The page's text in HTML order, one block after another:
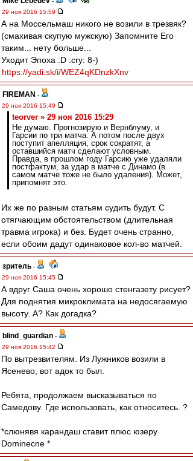
29 ноя 2016 15:59
А на Моссельмаш никого не возили в трезвяк?
(смахивая скупую мужскую) Запомните Его
таким... нету больше...
Уходит Эпоха :D :cry: 8-)
https://yadi.sk/i/WEZ4qKDnzkXnv
FIREMAN -
29 ноя 2016 15:49
teorver » 29 ноя 2016 15:29
Не думаю. Прогнозирую и Вернблуму, и
Гарсии по три матча. А потом после двух
поступит апелляция, срок сократят, а
оставшийся матч сделают условным.
Правда, в прошлом году Гарсию уже удаляли
постфактум, за удар в матче с Динамо (в
самом матче тоже не было удаления). Может,
припомнят это.
Их же по разным статьям судить будут. С
отягчающим обстоятельством (длительная
травма игрока) и без. Будет очень странно,
если обоим дадут одинаковое кол-во матчей.
зpитель -
29 ноя 2016 15:45
А вдруг Саша очень хорошо стенгазету рисует?
Для поднятия микроклимата на недосягаемую
высоту. А? Как догадка?
blind_guardian -
29 ноя 2016 15:42
По вытрезвителям. Из Лужников возили в
Ясенево, вот адок то был.
Ребята, продолжаем высказываться по
Самедову. Где использовать, как относитесь. ?
*слюнявя карандаш ставит плюс юзеру
Dominecne *